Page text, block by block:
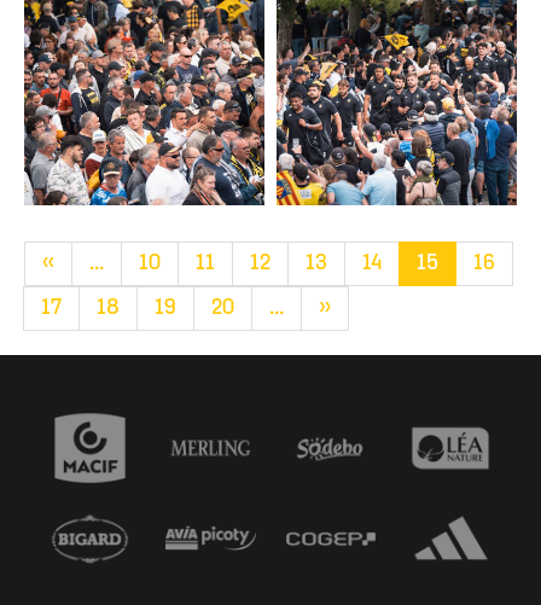
« ... 10 11 12 13 14 15 16
17 18 19 20 ... »